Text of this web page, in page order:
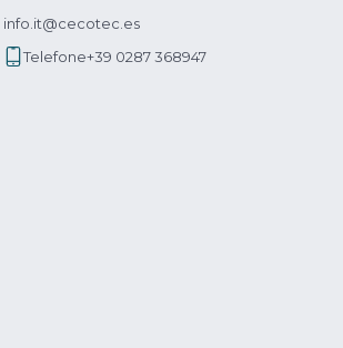
info.it@cecotec.es
Telefone+39 0287 368947